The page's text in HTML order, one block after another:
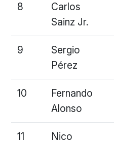
8
Carlos
Sainz Jr.
9
Sergio
Pérez
10
Fernando
Alonso
11 Nico